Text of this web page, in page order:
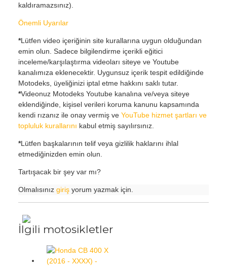
kaldıramazsınız).
Önemli Uyarılar
*Lütfen video içeriğinin site kurallarına uygun olduğundan
emin olun. Sadece bilgilendirme içerikli eğitici
inceleme/karşılaştırma videoları siteye ve Youtube
kanalımıza eklenecektir. Uygunsuz içerik tespit edildiğinde
Motodeks, üyeliğinizi iptal etme hakkını saklı tutar.
*Videonuz Motodeks Youtube kanalına ve/veya siteye
eklendiğinde, kişisel verileri koruma kanunu kapsamında
kendi rızanız ile onay vermiş ve YouTube hizmet şartları ve
topluluk kurallarını kabul etmiş sayılırsınız.
*Lütfen başkalarının telif veya gizlilik haklarını ihlal
etmediğinizden emin olun.
Tartışacak bir şey var mı?
Olmalısınız girişyorum yazmak için.
İlgili motosikletler